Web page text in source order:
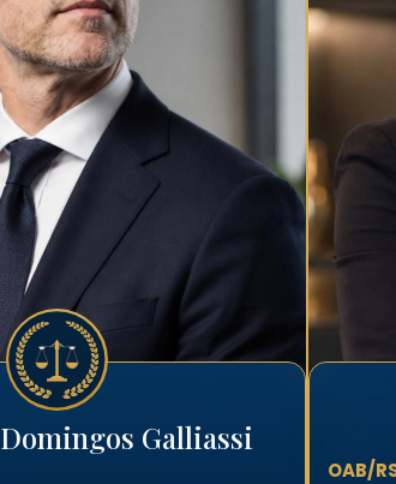
Galliassi
OAB/